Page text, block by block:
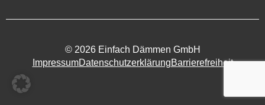
© 2026 Einfach Dämmen GmbH
ImpressumDatenschutzerklärungBarrierefreiheit